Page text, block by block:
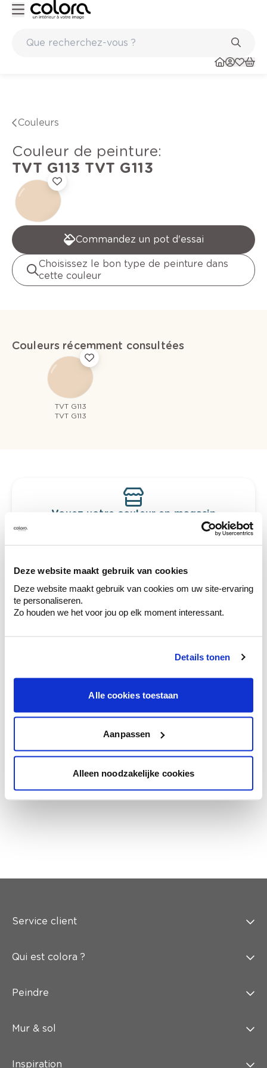
Deze website maakt gebruik van cookies
Deze website maakt gebruik van cookies om uw site-ervaring
te personaliseren.
Zo houden we het voor jou op elk moment interessant.
Details tonen
Alle cookies toestaan
Aanpassen
Alleen noodzakelijke cookies
Couleurs
Couleur de peinture:
TVT G113 TVT G113
Commandez un pot d'essai
Choisissez le bon type de peinture dans
cette couleur
Couleurs récemment consultées
TVT G113
TVT G113
Voyez votre couleur en magasin
Découvrez des échantillons de votre
votre couleur.
Obtenez des conseils personnalisés sur la
combinaison de couleurs.
Conseil couleur à domicile
en couleur.
l'éclairage et de votre mobilier.
Obtenez un contrôle technologique de vos
Service client
Qui est colora ?
Peindre
Mur & sol
Inspiration